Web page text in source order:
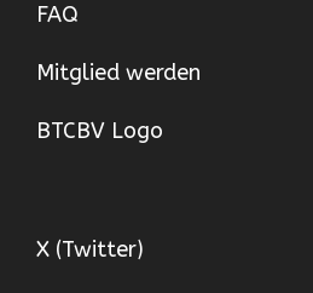
FAQ
Mitglied werden
BTCBV Logo
X (Twitter)